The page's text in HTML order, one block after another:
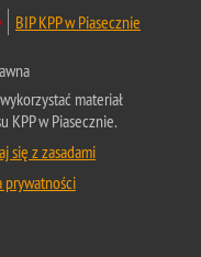
BIP KPP w Piasecznie
materiał
KPP w Piasecznie.
się z zasadami
prywatności